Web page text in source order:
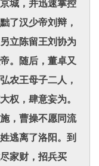
城，并迅速掌控
了汉少帝刘辩，
立陈留王刘协为
。随后，董卓又
农王母子二人，
权，肆意妄为。
，曹操不愿同流
逃离了洛阳。到
家财，招兵买